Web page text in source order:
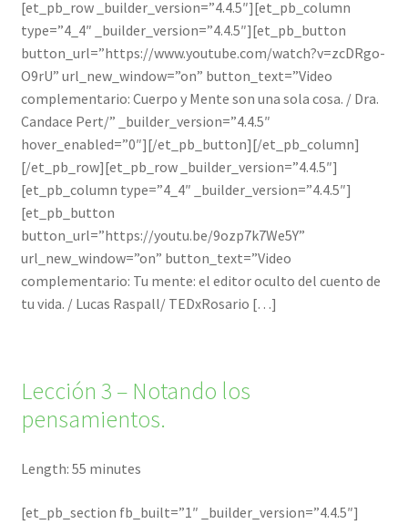
[et_pb_row _builder_version=”4.4.5″][et_pb_column
type=”4_4″ _builder_version=”4.4.5″][et_pb_button
button_url=”https://www.youtube.com/watch?v=zcDRgo-
O9rU” url_new_window=”on” button_text=”Video
complementario: Cuerpo y Mente son una sola cosa. / Dra.
Candace Pert/” _builder_version=”4.4.5″
hover_enabled=”0″][/et_pb_button][/et_pb_column]
[/et_pb_row][et_pb_row _builder_version=”4.4.5″]
[et_pb_column type=”4_4″ _builder_version=”4.4.5″]
[et_pb_button
button_url=”https://youtu.be/9ozp7k7We5Y”
url_new_window=”on” button_text=”Video
complementario: Tu mente: el editor oculto del cuento de
tu vida. / Lucas Raspall/ TEDxRosario […]
Lección 3 – Notando los
pensamientos.
Length: 55 minutes
[et_pb_section fb_built=”1″ _builder_version=”4.4.5″]